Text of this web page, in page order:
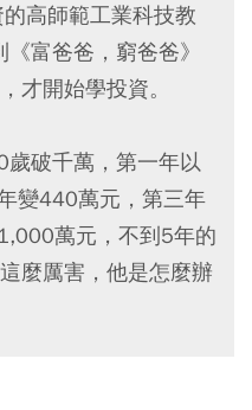
高師範工業科技教
富爸爸，窮爸爸》
才開始學投資。
破千萬，第一年以
變440萬元，第三年
萬元，不到5年的
麼厲害，他是怎麼辦